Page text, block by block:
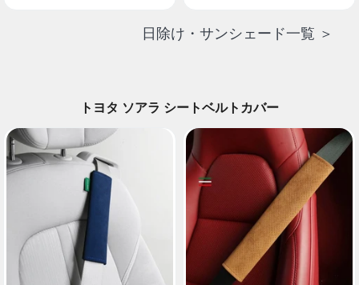
日除け・サンシェード一覧 ＞
トヨタ ソアラ シートベルトカバー